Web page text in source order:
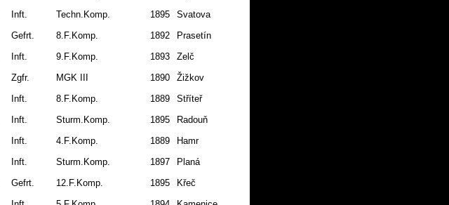
Inft. Techn.Komp. 1895 Svatova
Gefrt. 8.F.Komp. 1892 Prasetín
Inft. 9.F.Komp. 1893 Zelč
Zgfr. MGK III 1890 Žižkov
Inft. 8.F.Komp. 1889 Stříteř
Inft. Sturm.Komp. 1895 Radouň
Inft. 4.F.Komp. 1889 Hamr
Inft. Sturm.Komp. 1897 Planá
Gefrt. 12.F.Komp. 1895 Křeč